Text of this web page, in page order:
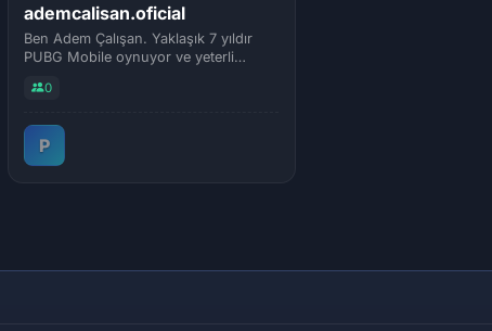
ademcalisan.oficial
Ben Adem Çalışan. Yaklaşık 7 yıldır
PUBG Mobile oynuyor ve yeterli
0
P